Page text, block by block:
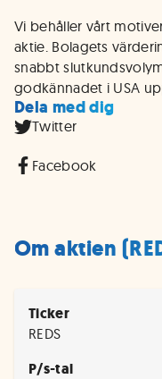
Vi behåller vårt
aktie. Bolagets
snabbt
godkännadet i USA
Dela med dig
Twitter
Facebook
Om aktien
Ticker
REDS
P/s-tal